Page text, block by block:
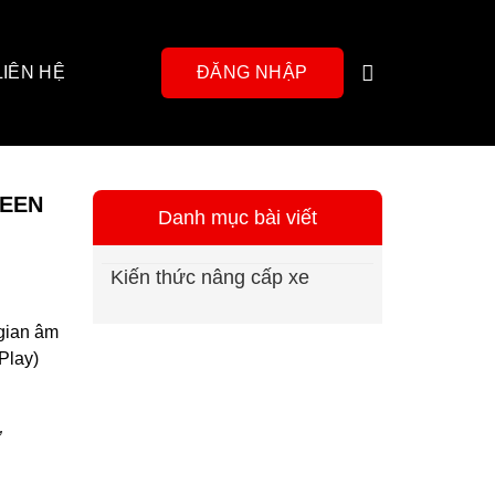
HỆ ĐĂNG NHẬP
âm
Danh mục bài viết
Kiến thức nâng cấp xe